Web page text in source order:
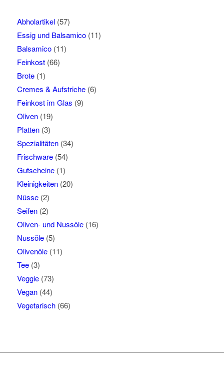
Abholartikel (57)
Essig und Balsamico (11)
Balsamico (11)
Feinkost (66)
Brote (1)
Cremes & Aufstriche (6)
Feinkost im Glas (9)
Oliven (19)
Platten (3)
Spezialitäten (34)
Frischware (54)
Gutscheine (1)
Kleinigkeiten (20)
Nüsse (2)
Seifen (2)
Oliven- und Nussöle (16)
Nussöle (5)
Olivenöle (11)
Tee (3)
Veggie (73)
Vegan (44)
Vegetarisch (66)